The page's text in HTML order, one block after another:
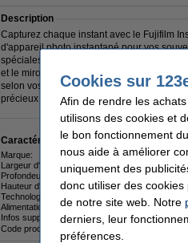
Description
Capturez chaque instant avec le Fujifilm
d'appareil photo instantané pour vos
spéciales. L'appareil photo détermine
et le miroir garantissent des selfies
selon vos préférences. Avec 20 feuilles
précieux que vous pouvez immédiatement
Caractéristiques
Marque:
Largeur d'imprimante:
Profondeur d'imprimante:
Hauteur d'imprimante:
Technologie d'impression:
Alimentation:
Infos supplémentaires:
Code produit:
Cookies sur
Afin de rendre les
utilisons des cookies et
le bon fonctionnement
nous aide à améliorer
uniquement des
donc utiliser des
de notre site web. Notre
derniers, leur
préférences.